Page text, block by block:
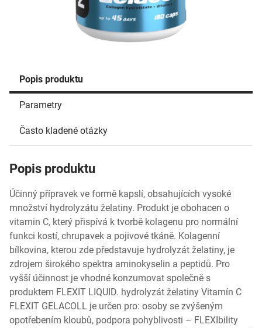
Popis produktu
Parametry
Často kladené otázky
Popis produktu
Účinný přípravek ve formě kapslí, obsahujících vysoké
množství hydrolyzátu želatiny. Produkt je obohacen o
vitamin C, který přispívá k tvorbě kolagenu pro normální
funkci kostí, chrupavek a pojivové tkáně. Kolagenní
bílkovina, kterou zde představuje hydrolyzát želatiny, je
zdrojem širokého spektra aminokyselin a peptidů. Pro
vyšší účinnost je vhodné konzumovat společně s
produktem FLEXIT LIQUID. hydrolyzát želatiny Vitamín C
FLEXIT GELACOLL je určen pro: osoby se zvýšeným
opotřebením kloubů, podpora pohyblivosti – FLEXIbility